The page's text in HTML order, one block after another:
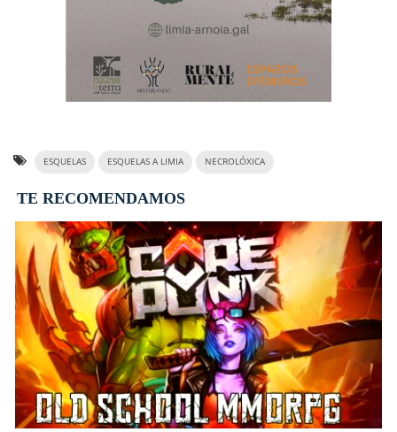
ESQUELAS ESQUELAS A LIMIA NECROLÓXICA
TE RECOMENDAMOS